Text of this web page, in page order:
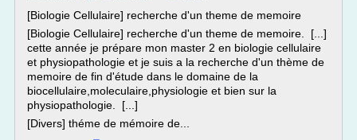
[Biologie Cellulaire] recherche d'un theme de memoire
[Biologie Cellulaire] recherche d'un theme de memoire. [...]
cette année je prépare mon master 2 en biologie cellulaire
et physiopathologie et je suis a la recherche d'un thème de
memoire de fin d'étude dans le domaine de la
biocellulaire,moleculaire,physiologie et bien sur la
physiopathologie. [...]
[Divers] théme de mémoire de...